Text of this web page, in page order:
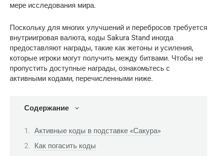
мере исследования мира.
Поскольку для многих улучшений и перебросов требуется
внутриигровая валюта, коды Sakura Stand иногда
предоставляют награды, такие как жетоны и усиления,
которые игроки могут получить между битвами. Чтобы не
пропустить доступные награды, ознакомьтесь с
активными кодами, перечисленными ниже.
Содержание
Активные коды в подставке «Сакура»
Как погасить коды